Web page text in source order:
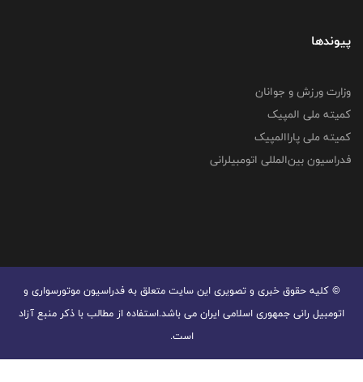
پیوندها
وزارت ورزش و جوانان
کمیته ملی المپیک
کمیته ملی پاراالمپیک
فدراسیون بین‌المللی اتومبیلرانی
© کليه حقوق خبری و تصويری اين سايت متعلق به فدراسیون موتورسواری و
اتومبیل رانی جمهوری اسلامی ایران می باشد.استفاده از مطالب با ذكر منبع آزاد
است.